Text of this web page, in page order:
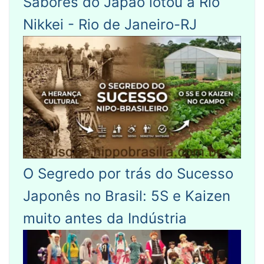
Nikkei - Rio de Janeiro-RJ
O Segredo por trás do Sucesso
Japonês no Brasil: 5S e Kaizen
muito antes da Indústria